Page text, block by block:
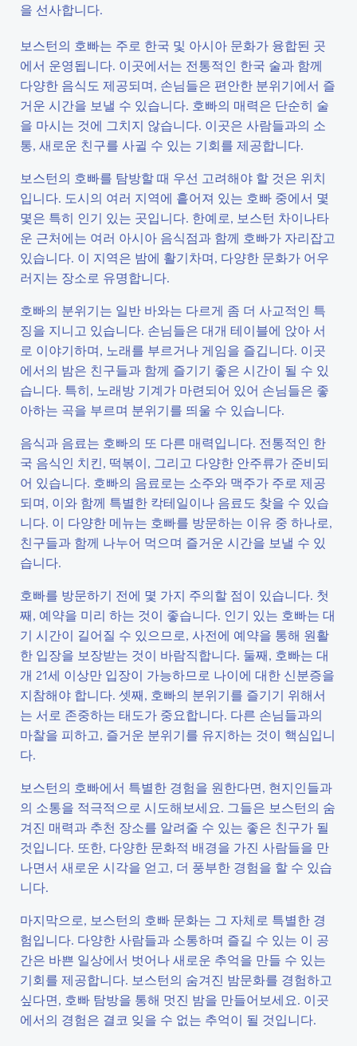
을 선사합니다.
보스턴의 호빠는 주로 한국 및 아시아 문화가 융합된 곳
에서 운영됩니다. 이곳에서는 전통적인 한국 술과 함께
다양한 음식도 제공되며, 손님들은 편안한 분위기에서 즐
거운 시간을 보낼 수 있습니다. 호빠의 매력은 단순히 술
을 마시는 것에 그치지 않습니다. 이곳은 사람들과의 소
통, 새로운 친구를 사귈 수 있는 기회를 제공합니다.
보스턴의 호빠를 탐방할 때 우선 고려해야 할 것은 위치
입니다. 도시의 여러 지역에 흩어져 있는 호빠 중에서 몇
몇은 특히 인기 있는 곳입니다. 한예로, 보스턴 차이나타
운 근처에는 여러 아시아 음식점과 함께 호빠가 자리잡고
있습니다. 이 지역은 밤에 활기차며, 다양한 문화가 어우
러지는 장소로 유명합니다.
호빠의 분위기는 일반 바와는 다르게 좀 더 사교적인 특
징을 지니고 있습니다. 손님들은 대개 테이블에 앉아 서
로 이야기하며, 노래를 부르거나 게임을 즐깁니다. 이곳
에서의 밤은 친구들과 함께 즐기기 좋은 시간이 될 수 있
습니다. 특히, 노래방 기계가 마련되어 있어 손님들은 좋
아하는 곡을 부르며 분위기를 띄울 수 있습니다.
음식과 음료는 호빠의 또 다른 매력입니다. 전통적인 한
국 음식인 치킨, 떡볶이, 그리고 다양한 안주류가 준비되
어 있습니다. 호빠의 음료로는 소주와 맥주가 주로 제공
되며, 이와 함께 특별한 칵테일이나 음료도 찾을 수 있습
니다. 이 다양한 메뉴는 호빠를 방문하는 이유 중 하나로,
친구들과 함께 나누어 먹으며 즐거운 시간을 보낼 수 있
습니다.
호빠를 방문하기 전에 몇 가지 주의할 점이 있습니다. 첫
째, 예약을 미리 하는 것이 좋습니다. 인기 있는 호빠는 대
기 시간이 길어질 수 있으므로, 사전에 예약을 통해 원활
한 입장을 보장받는 것이 바람직합니다. 둘째, 호빠는 대
개 21세 이상만 입장이 가능하므로 나이에 대한 신분증을
지참해야 합니다. 셋째, 호빠의 분위기를 즐기기 위해서
는 서로 존중하는 태도가 중요합니다. 다른 손님들과의
마찰을 피하고, 즐거운 분위기를 유지하는 것이 핵심입니
다.
보스턴의 호빠에서 특별한 경험을 원한다면, 현지인들과
의 소통을 적극적으로 시도해보세요. 그들은 보스턴의 숨
겨진 매력과 추천 장소를 알려줄 수 있는 좋은 친구가 될
것입니다. 또한, 다양한 문화적 배경을 가진 사람들을 만
나면서 새로운 시각을 얻고, 더 풍부한 경험을 할 수 있습
니다.
마지막으로, 보스턴의 호빠 문화는 그 자체로 특별한 경
험입니다. 다양한 사람들과 소통하며 즐길 수 있는 이 공
간은 바쁜 일상에서 벗어나 새로운 추억을 만들 수 있는
기회를 제공합니다. 보스턴의 숨겨진 밤문화를 경험하고
싶다면, 호빠 탐방을 통해 멋진 밤을 만들어보세요. 이곳
에서의 경험은 결코 잊을 수 없는 추억이 될 것입니다.